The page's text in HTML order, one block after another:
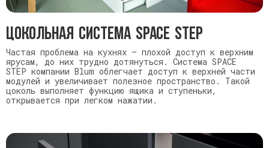
Цокольная система SPACE STEP
Частая проблема на кухнях — плохой доступ к верхним
ярусам, до них трудно дотянуться. Система SPACE
STEP компании Blum облегчает доступ к верхней части
модулей и увеличивает полезное пространство. Такой
цоколь выполняет функцию ящика и ступеньки,
открывается при легком нажатии.